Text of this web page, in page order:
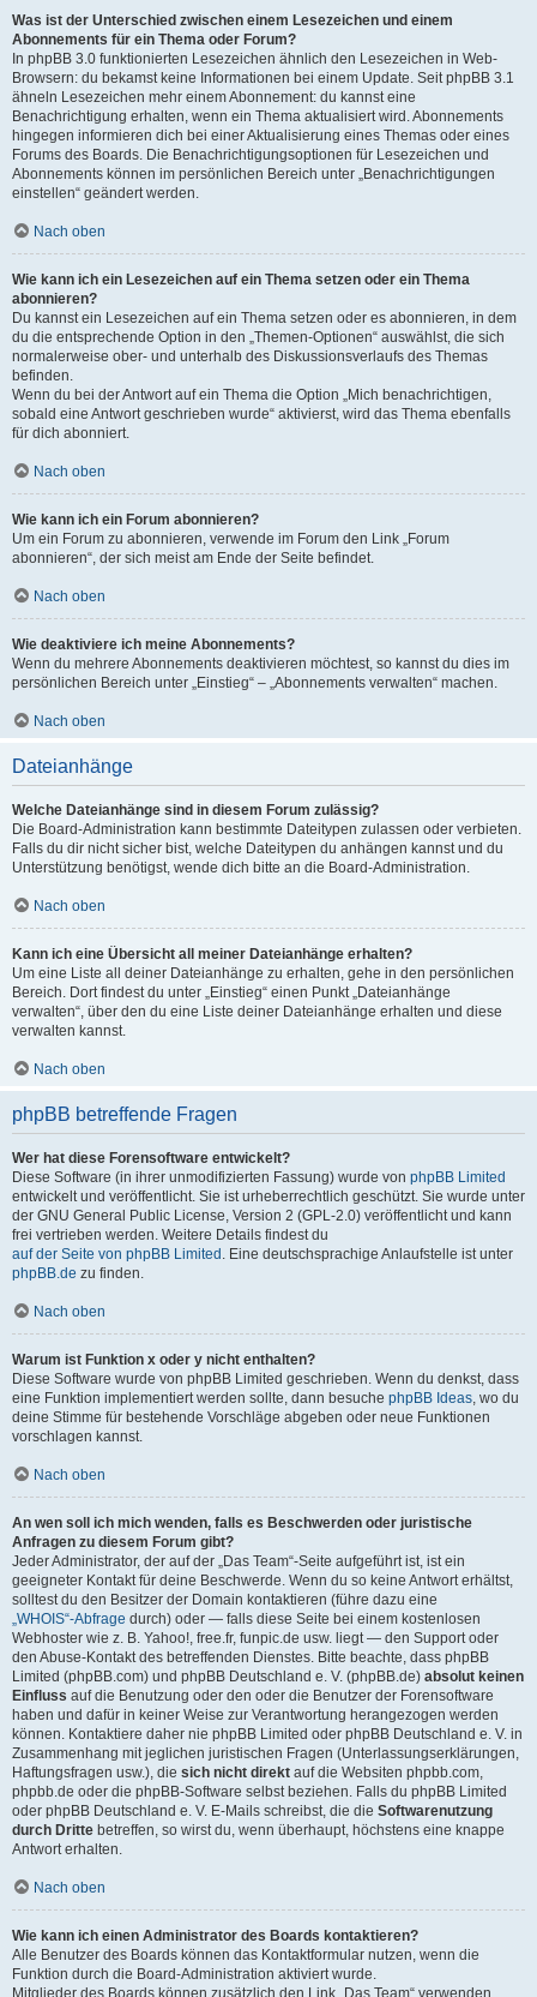
Was ist der Unterschied zwischen einem Lesezeichen und einem
Abonnements für ein Thema oder Forum?
In phpBB 3.0 funktionierten Lesezeichen ähnlich den Lesezeichen in Web-
Browsern: du bekamst keine Informationen bei einem Update. Seit phpBB 3.1
ähneln Lesezeichen mehr einem Abonnement: du kannst eine
Benachrichtigung erhalten, wenn ein Thema aktualisiert wird. Abonnements
hingegen informieren dich bei einer Aktualisierung eines Themas oder eines
Forums des Boards. Die Benachrichtigungsoptionen für Lesezeichen und
Abonnements können im persönlichen Bereich unter „Benachrichtigungen
einstellen“ geändert werden.
Nach oben
Wie kann ich ein Lesezeichen auf ein Thema setzen oder ein Thema
abonnieren?
Du kannst ein Lesezeichen auf ein Thema setzen oder es abonnieren, in dem
du die entsprechende Option in den „Themen-Optionen“ auswählst, die sich
normalerweise ober- und unterhalb des Diskussionsverlaufs des Themas
befinden.
Wenn du bei der Antwort auf ein Thema die Option „Mich benachrichtigen,
sobald eine Antwort geschrieben wurde“ aktivierst, wird das Thema ebenfalls
für dich abonniert.
Nach oben
Wie kann ich ein Forum abonnieren?
Um ein Forum zu abonnieren, verwende im Forum den Link „Forum
abonnieren“, der sich meist am Ende der Seite befindet.
Nach oben
Wie deaktiviere ich meine Abonnements?
Wenn du mehrere Abonnements deaktivieren möchtest, so kannst du dies im
persönlichen Bereich unter „Einstieg“ – „Abonnements verwalten“ machen.
Nach oben
Dateianhänge
Welche Dateianhänge sind in diesem Forum zulässig?
Die Board-Administration kann bestimmte Dateitypen zulassen oder verbieten.
Falls du dir nicht sicher bist, welche Dateitypen du anhängen kannst und du
Unterstützung benötigst, wende dich bitte an die Board-Administration.
Nach oben
Kann ich eine Übersicht all meiner Dateianhänge erhalten?
Um eine Liste all deiner Dateianhänge zu erhalten, gehe in den persönlichen
Bereich. Dort findest du unter „Einstieg“ einen Punkt „Dateianhänge
verwalten“, über den du eine Liste deiner Dateianhänge erhalten und diese
verwalten kannst.
Nach oben
phpBB betreffende Fragen
Wer hat diese Forensoftware entwickelt?
Diese Software (in ihrer unmodifizierten Fassung) wurde von phpBB Limited
entwickelt und veröffentlicht. Sie ist urheberrechtlich geschützt. Sie wurde unter
der GNU General Public License, Version 2 (GPL-2.0) veröffentlicht und kann
frei vertrieben werden. Weitere Details findest du
auf der Seite von phpBB Limited . Eine deutschsprachige Anlaufstelle ist unter
phpBB.de zu finden.
Nach oben
Warum ist Funktion x oder y nicht enthalten?
Diese Software wurde von phpBB Limited geschrieben. Wenn du denkst, dass
eine Funktion implementiert werden sollte, dann besuche phpBB Ideas, wo du
deine Stimme für bestehende Vorschläge abgeben oder neue Funktionen
vorschlagen kannst.
Nach oben
An wen soll ich mich wenden, falls es Beschwerden oder juristische
Anfragen zu diesem Forum gibt?
Jeder Administrator, der auf der „Das Team“-Seite aufgeführt ist, ist ein
geeigneter Kontakt für deine Beschwerde. Wenn du so keine Antwort erhältst,
solltest du den Besitzer der Domain kontaktieren (führe dazu eine
„WHOIS“-Abfrage durch) oder — falls diese Seite bei einem kostenlosen
Webhoster wie z. B. Yahoo!, free.fr, funpic.de usw. liegt — den Support oder
den Abuse-Kontakt des betreffenden Dienstes. Bitte beachte, dass phpBB
Limited (phpBB.com) und phpBB Deutschland e. V. (phpBB.de) absolut keinen
Einfluss auf die Benutzung oder den oder die Benutzer der Forensoftware
haben und dafür in keiner Weise zur Verantwortung herangezogen werden
können. Kontaktiere daher nie phpBB Limited oder phpBB Deutschland e. V. in
Zusammenhang mit jeglichen juristischen Fragen (Unterlassungserklärungen,
Haftungsfragen usw.), die sich nicht direkt auf die Websiten phpbb.com,
phpbb.de oder die phpBB-Software selbst beziehen. Falls du phpBB Limited
oder phpBB Deutschland e. V. E-Mails schreibst, die die Softwarenutzung
durch Dritte betreffen, so wirst du, wenn überhaupt, höchstens eine knappe
Antwort erhalten.
Nach oben
Wie kann ich einen Administrator des Boards kontaktieren?
Alle Benutzer des Boards können das Kontaktformular nutzen, wenn die
Funktion durch die Board-Administration aktiviert wurde.
Mitglieder des Boards können zusätzlich den Link „Das Team“ verwenden.